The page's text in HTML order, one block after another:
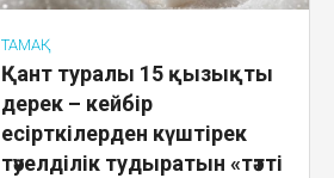
ТАМАҚ
Қант туралы 15 қызықты
дерек – кейбір
есірткілерден күштірек
тәуелділік тудыратын «тәтті